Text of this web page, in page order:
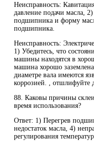
Неисправность:
давление подачи масла,
подшипника и форму
подшипника.
Неисправность:
1) Убедитесь, что
машины находятся в
машина хорошо
диаметре вала имеются
коррозией. , отшлифуйте
88. Каковы причины
время использования?
Ответ: 1) Перегрев
недостаток масла, 4)
регулирования